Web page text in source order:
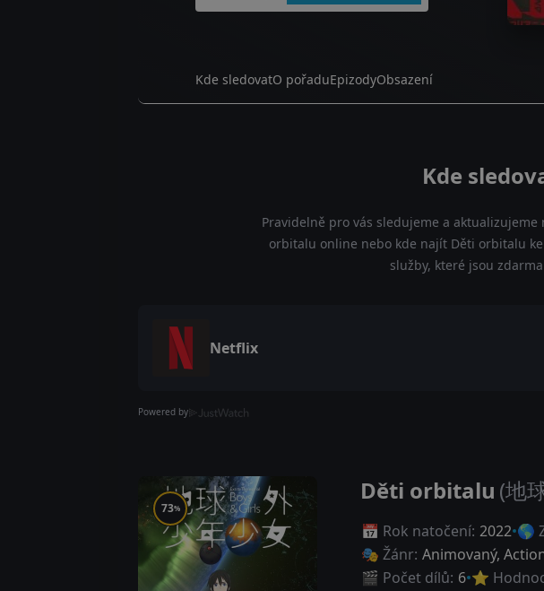
Kde sledovatO pořaduEpizodyObsazení
Kde
Pravidelně pro vás sledujeme a
orbitalu online nebo kde najít Děti orbitalu
služby, které jsou
Netflix
Powered by
73%
Děti orbitalu (地
📅 Rok natočení: 2022 🌎
🎭 Žánr: Animovaný,
🎬 Počet dílů: 6 ⭐